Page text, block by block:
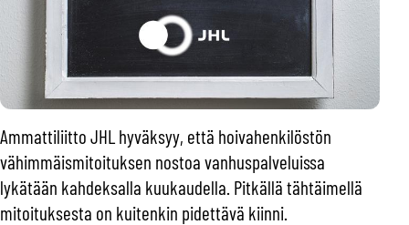
Ammattiliitto JHL hyväksyy, että hoivahenkilöstön
vähimmäismitoituksen nostoa vanhuspalveluissa
lykätään kahdeksalla kuukaudella. Pitkällä tähtäimellä
mitoituksesta on kuitenkin pidettävä kiinni.